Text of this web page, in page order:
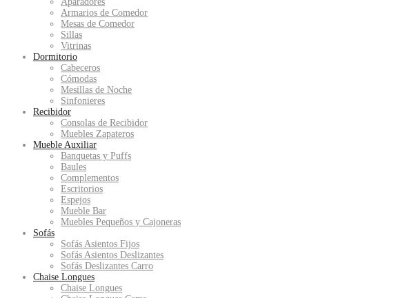
Armarios de Comedor
Mesas de Comedor
Sillas
Vitrinas
Dormitorio
Cabeceros
Cómodas
Mesillas de Noche
Sinfonieres
Recibidor
Consolas de Recibidor
Muebles Zapateros
Mueble Auxiliar
Banquetas y Puffs
Baules
Complementos
Escritorios
Espejos
Mueble Bar
Muebles Pequeños y Cajoneras
Sofás
Sofás Asientos Fijos
Sofás Asientos Deslizantes
Sofás Deslizantes Carro
Chaise Longues
Chaise Longues